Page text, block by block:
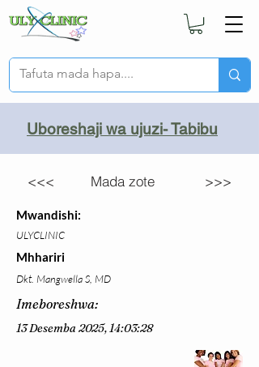
Uboreshaji wa ujuzi- Tabibu
<<< Mada zote >>>
Mwandishi:
ULYCLINIC
Mhhariri
Dkt. Mangwella S, MD
Imeboreshwa:
13 Desemba 2025, 14:03:28